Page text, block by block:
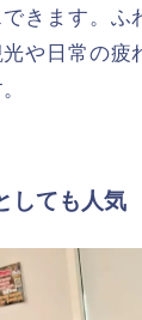
きます。ふ
や日常の疲
しても人気